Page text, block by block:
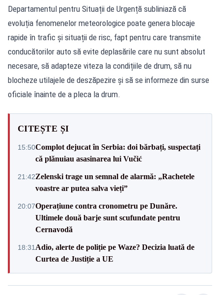
Departamentul pentru Situații de Urgență subliniază că
evoluția fenomenelor meteorologice poate genera blocaje
rapide în trafic și situații de risc, fapt pentru care transmite
conducătorilor auto să evite deplasările care nu sunt absolut
necesare, să adapteze viteza la condițiile de drum, să nu
blocheze utilajele de deszăpezire și să se informeze din surse
oficiale înainte de a pleca la drum.
CITEȘTE ȘI
15:50Complot dejucat în Serbia: doi bărbați, suspectați
că plănuiau asasinarea lui Vučić
21:42Zelenski trage un semnal de alarmă: „Rachetele
voastre ar putea salva vieți”
20:07Operațiune contra cronometru pe Dunăre.
Ultimele două barje sunt scufundate pentru
Cernavodă
18:31 Adio, alerte de poliție pe Waze? Decizia luată de
Curtea de Justiție a UE